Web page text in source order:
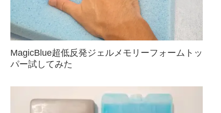
MagicBlue超低反発ジェルメモリーフォームトッ
パー試してみた